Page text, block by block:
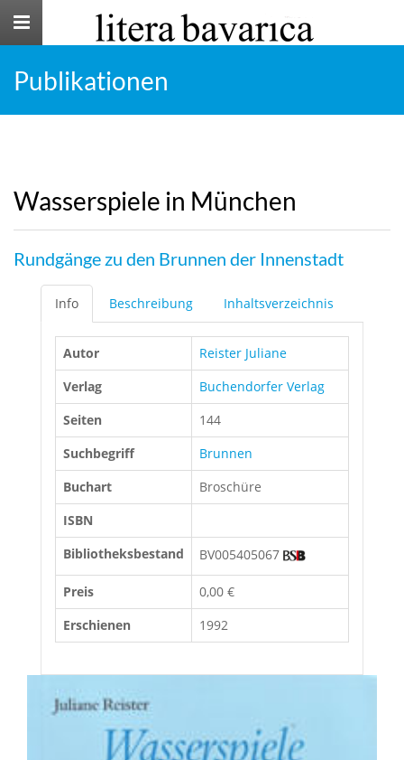
Toggle
Publikationen
Wasserspiele in München
Rundgänge zu den Brunnen der Innenstadt
Info Beschreibung Inhaltsverzeichnis
Autor
Reister Juliane
Verlag
Buchendorfer Verlag
Seiten
144
Suchbegriff
Brunnen
Buchart
Broschüre
ISBN
Bibliotheksbestand
BV005405067
Preis
0,00 €
Erschienen
1992